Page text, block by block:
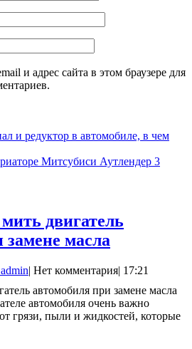
и адрес сайта в этом браузере для
и редуктор в автомобиле, в чем
Митсубиси Аутлендер 3
двигатель
замене масла
мить
двигатель
vsc4x4_admin
| Нет комментария| 17:21
автомобиля очень важно
грязи, пыли и жидкостей, которые